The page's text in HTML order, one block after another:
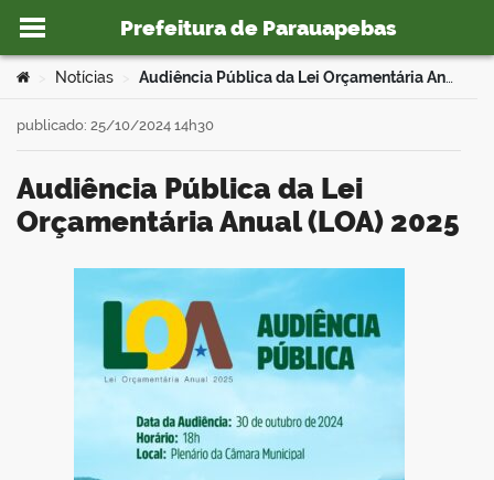
Ir para o conteúdo
Prefeitura de Parauapebas
portal
Você está aqui:
Notícias Audiência Pública da Lei Orçamentária Anual (LOA) 2025
Audiência Pública da Lei
Orçamentária Anual (LOA) 2025
publicado: 25/10/2024 14h30